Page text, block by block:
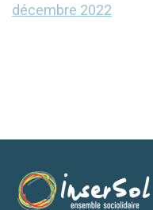
décembre 2022